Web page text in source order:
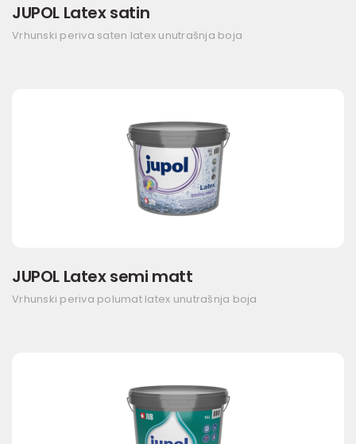
JUPOL Latex satin
Vrhunski periva saten latex unutrašnja boja
JUPOL Latex semi matt
Vrhunski periva polumat latex unutrašnja boja